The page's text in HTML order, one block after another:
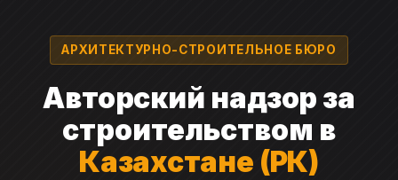
содержимомуАРХИТЕКТУРНО-СТРОИТЕЛЬНОЕ БЮРО
Авторский надзор за
строительством в
Казахстане (РК)